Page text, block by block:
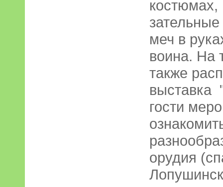
костюмах,
меч в
воина. На
также
выставка
гости
орудия